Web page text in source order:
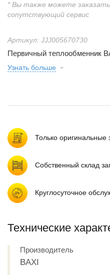
Артикул: JJJ005670730
Первичный теплообменник
Узнать больше
* Вы также можете заказать
сопутствующий сервис
Только оригинальные
Собственный склад
Круглосуточное
Технические
Производитель
BAXI